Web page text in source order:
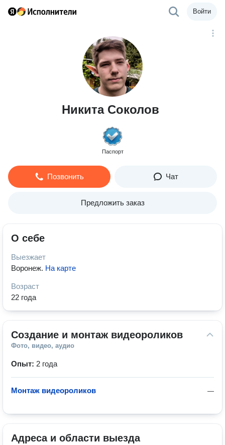
Войти
Никита Соколов
Паспорт
Позвонить Чат
Предложить заказ
О себе
Выезжает
Воронеж. На карте
Возраст
22 года
Создание и монтаж видеороликов
Фото, видео, аудио
Опыт: 2 года
—
Монтаж видеороликов
Адреса и области выезда